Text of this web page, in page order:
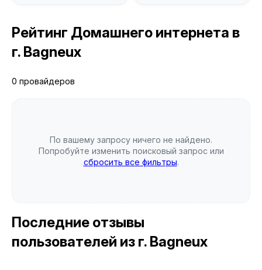
Рейтинг Домашнего интернета в
г. Bagneux
0 провайдеров
По вашему запросу ничего не найдено.
Попробуйте изменить поисковый запрос или
сбросить все фильтры.
Последние отзывы
пользователей из г. Bagneux